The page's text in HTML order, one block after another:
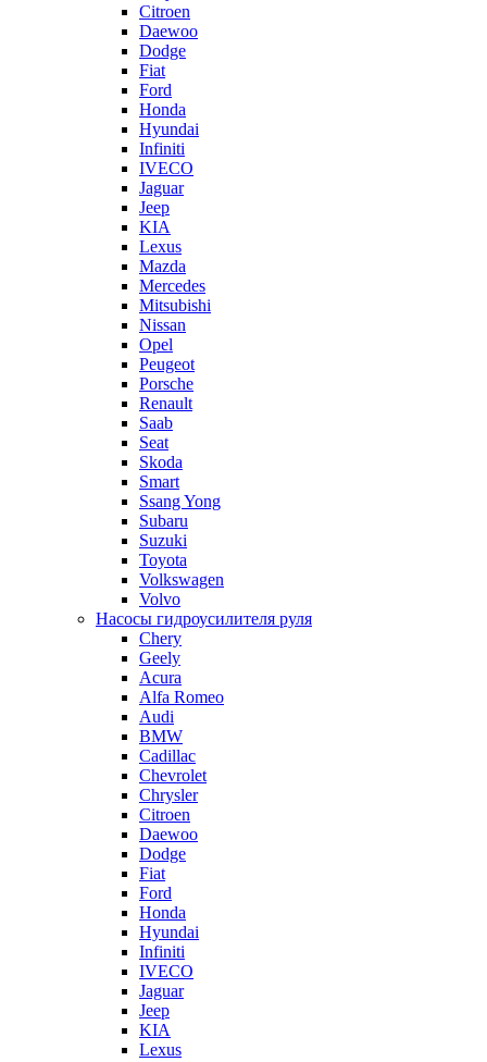
Citroen
Daewoo
Dodge
Fiat
Ford
Honda
Hyundai
Infiniti
IVECO
Jaguar
Jeep
KIA
Lexus
Mazda
Mercedes
Mitsubishi
Nissan
Opel
Peugeot
Porsche
Renault
Saab
Seat
Skoda
Smart
Ssang Yong
Subaru
Suzuki
Toyota
Volkswagen
Volvo
Насосы гидроусилителя руля
Chery
Geely
Acura
Alfa Romeo
Audi
BMW
Cadillac
Chevrolet
Chrysler
Citroen
Daewoo
Dodge
Fiat
Ford
Honda
Hyundai
Infiniti
IVECO
Jaguar
Jeep
KIA
Lexus